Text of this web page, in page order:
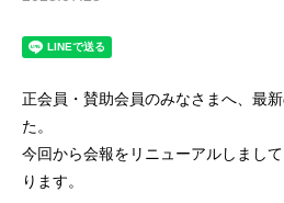
正会員・賛助会員のみなさまへ、最
た。
今回から会報をリニューアルしまし
ります。